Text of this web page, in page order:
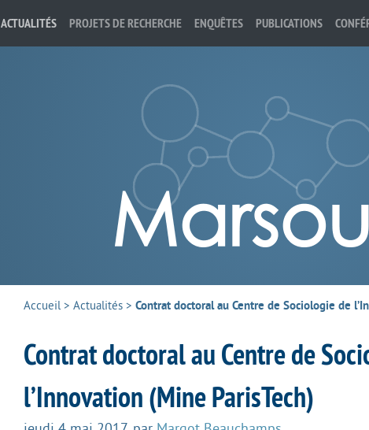
ACTUALITÉS PROJETS DE RECHERCHE ENQUÊTES PUBLICATIONS
Accueil> Actualités > Contrat doctoral au Centre de Sociologie de
Contrat doctoral au Centre de
l’Innovation (Mine ParisTech)